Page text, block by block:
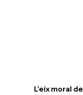
L’eix moral